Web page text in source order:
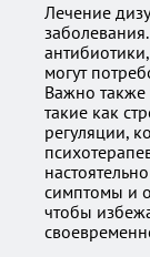
Лечение
могут
Важно также
такие как
регуляции,
симптомы и
чтобы